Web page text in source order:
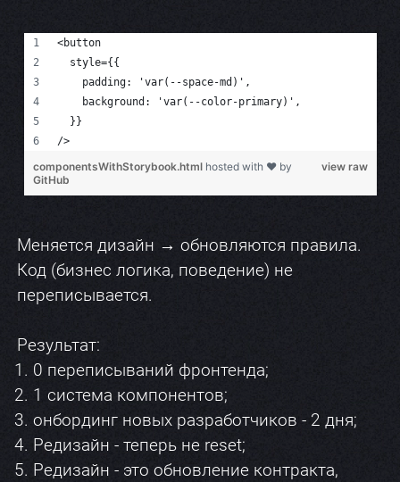
Меняется дизайн → обновляются правила.
Код (бизнес логика, поведение) не
переписывается.
Результат:
0 переписываний фронтенда;
1 система компонентов;
онбординг новых разработчиков - 2 дня;
Редизайн - теперь не reset;
Редизайн - это обновление контракта,